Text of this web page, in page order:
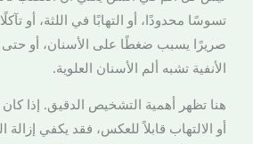
تسوسًا محدودًا، أو التهابًا في اللثة، أو
صريرًا يسبب ضغطًا على الأسنان، أو
الأنفية تشبه ألم الأسنان العلوية.
هنا تظهر أهمية التشخيص الدقيق. إذا
أو الالتهاب قابلاً للعكس، فقد يكفي